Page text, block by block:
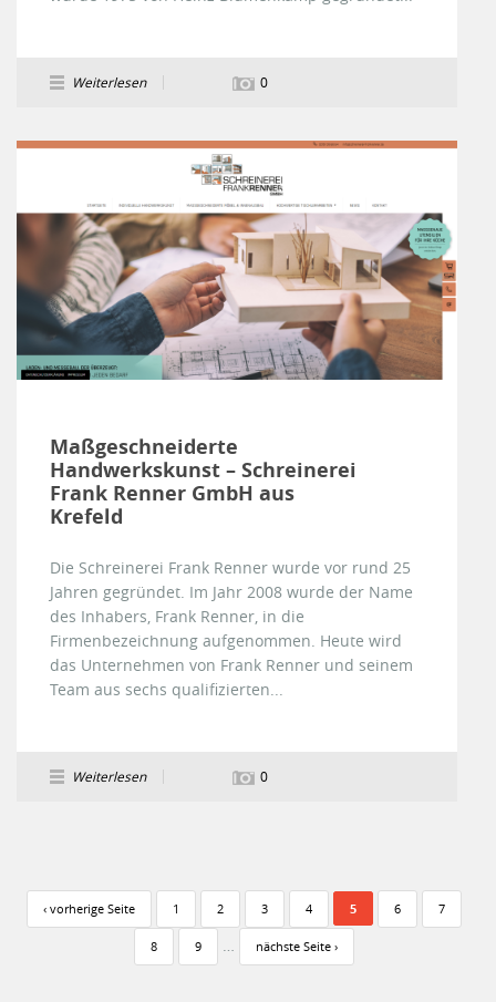
Weiterlesen 0
Maßgeschneiderte
Handwerkskunst – Schreinerei
Frank Renner GmbH aus
Krefeld
Die Schreinerei Frank Renner wurde vor rund 25
Jahren gegründet. Im Jahr 2008 wurde der Name
des Inhabers, Frank Renner, in die
Firmenbezeichnung aufgenommen. Heute wird
das Unternehmen von Frank Renner und seinem
Team aus sechs qualifizierten...
Weiterlesen 0
‹ vorherige Seite 1 2 3 4 5 6 7
8 9 … nächste Seite ›